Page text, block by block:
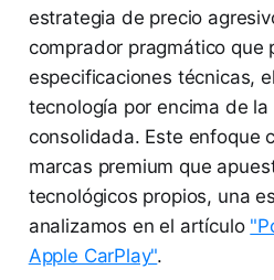
estrategia de precio
comprador pragmático que
especificaciones técnicas,
tecnología por encima de
consolidada. Este enfoque
marcas premium que
tecnológicos propios, una
analizamos en el artículo
Apple CarPlay".